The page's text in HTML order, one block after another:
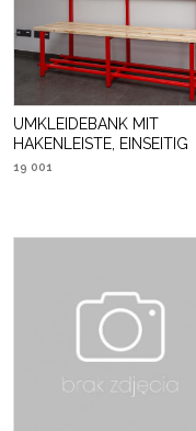
UMKLEIDEBANK MIT
HAKENLEISTE, EINSEITIG
19 001